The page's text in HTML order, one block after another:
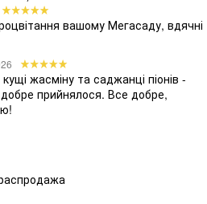
вашому Мегасаду, вдячні
жасміну та саджанці піонів -
прийнялося. Все добре,